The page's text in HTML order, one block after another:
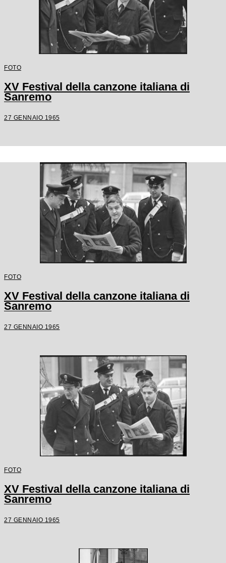
FOTO
XV Festival della canzone italiana di
Sanremo
27 GENNAIO 1965
FOTO
XV Festival della canzone italiana di
Sanremo
27 GENNAIO 1965
FOTO
XV Festival della canzone italiana di
Sanremo
27 GENNAIO 1965